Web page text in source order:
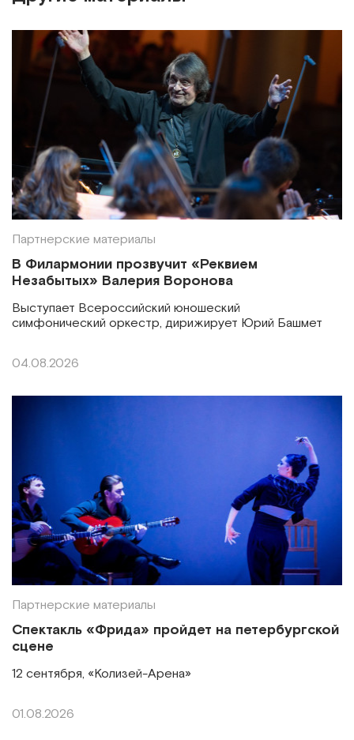
Партнерские материалы
В Филармонии прозвучит «Реквием
Незабытых» Валерия Воронова
Выступает Всероссийский юношеский
симфонический оркестр, дирижирует Юрий Башмет
04.08.2026
Партнерские материалы
Спектакль «Фрида» пройдет на петербургской
сцене
12 сентября, «Колизей-Арена»
01.08.2026